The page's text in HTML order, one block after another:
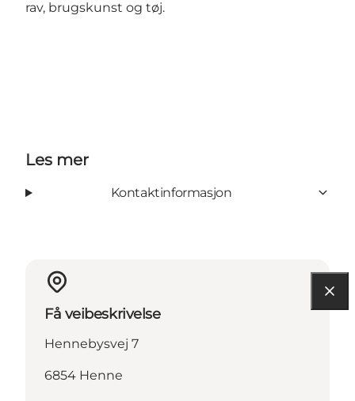
rav, brugskunst og tøj.
Les mer
Kontaktinformasjon
Få veibeskrivelse
Hennebysvej 7
6854 Henne